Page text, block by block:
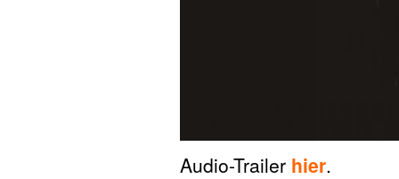
Audio-Trailer hier.